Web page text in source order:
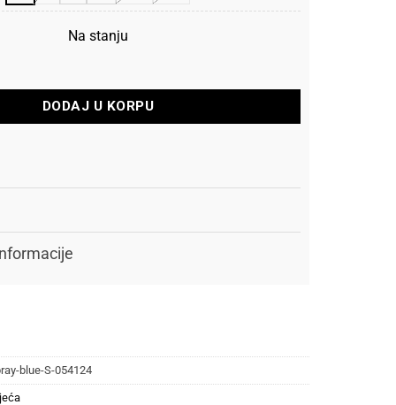
Na stanju
DODAJ U KORPU
blue-S-054124